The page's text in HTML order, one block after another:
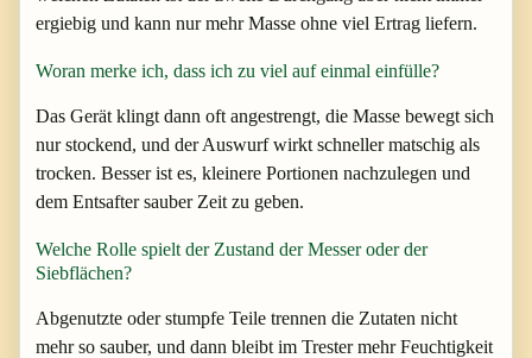
ergiebig und kann nur mehr Masse ohne viel Ertrag liefern.
Woran merke ich, dass ich zu viel auf einmal einfülle?
Das Gerät klingt dann oft angestrengt, die Masse bewegt sich
nur stockend, und der Auswurf wirkt schneller matschig als
trocken. Besser ist es, kleinere Portionen nachzulegen und
dem Entsafter sauber Zeit zu geben.
Welche Rolle spielt der Zustand der Messer oder der
Siebflächen?
Abgenutzte oder stumpfe Teile trennen die Zutaten nicht
mehr so sauber, und dann bleibt im Trester mehr Feuchtigkeit